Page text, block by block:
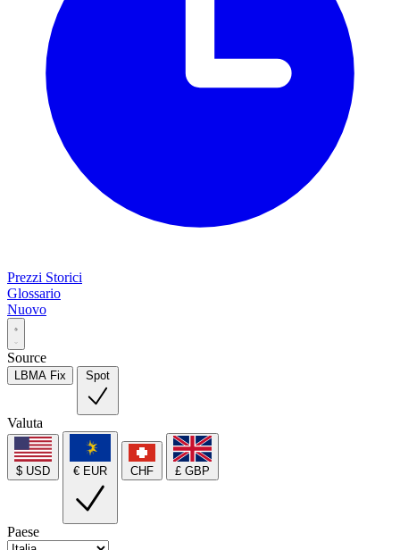
Prezzi Storici
Glossario
Nuovo
Source
LBMA Fix Spot
Valuta
$ USD € EUR CHF £ GBP
Paese